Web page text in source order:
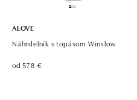
ALOVE
Náhrdelník s topásom Winslow
od 578 €